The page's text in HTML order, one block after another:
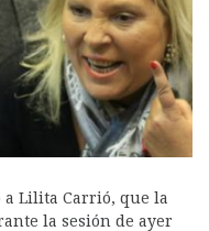
Lilita Carrió, que la
la sesión de ayer